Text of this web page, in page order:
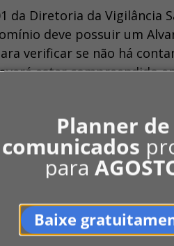
Planner de
comunicados
para
Baixe
da Diretoria da Vigilância
deve possuir um
verificar se não há
estar compreendido
de 2,00 x 2,00m e 0,20 cm
a manutenção de
por sexo. Aplique nestes
As paredes